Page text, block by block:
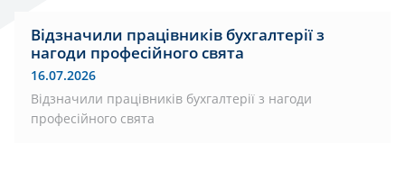
Відзначили працівників бухгалтерії з
нагоди професійного свята
16.07.2026
Відзначили працівників бухгалтерії з нагоди
професійного свята